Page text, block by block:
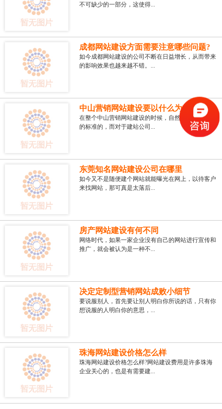
不可缺少的一部分，这使得...
成都网站建设方面需要注意哪些问题?
如今成都网站建设的公司不断在日益增长，从而带来
的影响效果也越来越不错。...
中山营销网站建设要以什么为标准
在整个中山营销网站建设的时候，自然是也会有自己
的标准的，而对于建站公司...
东莞知名网站建设公司在哪里
如今又不是随便建个网站就能曝光在网上，以待客户
来找网站，那可真是太落后...
房产网站建设有何不同
网络时代，如果一家企业没有自己的网站进行宣传和
推广，就会被认为是一种不...
决定定制型营销网站成败小细节
要说服别人，首先要让别人明白你所说的话，只有你
想说服的人明白你的意思，...
珠海网站建设价格怎么样
珠海网站建设价格怎么样?网站建设费用是许多珠海
企业关心的，也是有需要建...